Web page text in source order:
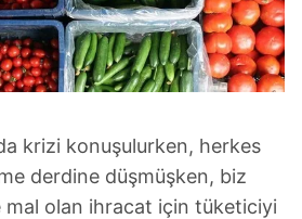
Çerez Bilgilendirme
Korunması Kanunu uyarınca
kullanılan çerezlerle ilgili bilgi
.
krizi konuşulurken, herkes
derdine düşmüşken, biz
mal olan ihracat için tüketiciyi